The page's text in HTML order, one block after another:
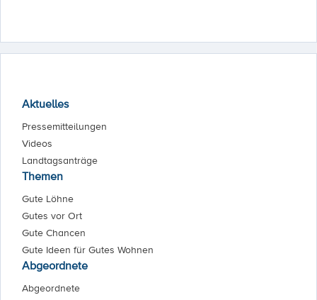
Aktuelles
Pressemitteilungen
Videos
Landtagsanträge
Themen
Gute Löhne
Gutes vor Ort
Gute Chancen
Gute Ideen für Gutes Wohnen
Abgeordnete
Abgeordnete